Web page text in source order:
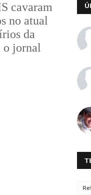
cavaram
no atual
da
o jornal